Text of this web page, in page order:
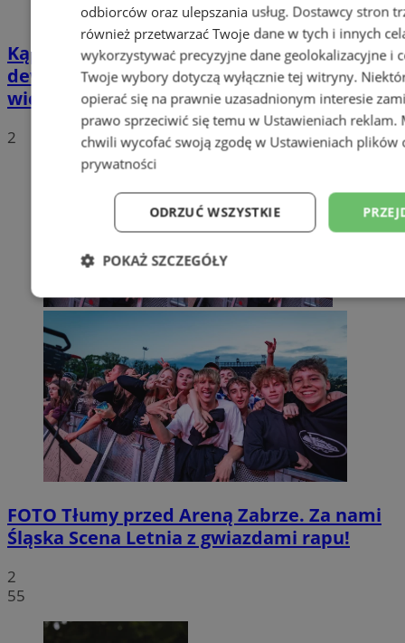
Kąpielisko Leśne trafi w ręce
deweloperów? To sugeruje były
wiceprezydent. Co na obecne władze?
2
FOTO Tłumy przed Areną Zabrze. Za nami
Śląska Scena Letnia z gwiazdami rapu!
2
55
odbiorców oraz ulepszania usług. Dostawcy stron
również przetwarzać Twoje dane w tych i innych
wykorzystywać precyzyjne dane geolokalizacyjne i
Twoje wybory dotyczą wyłącznie tej witryny.
opierać się na prawnie uzasadnionym interesie
prawo sprzeciwić się temu w Ustawieniach reklam.
chwili wycofać swoją zgodę w Ustawieniach plików
prywatności
ODRZUĆ WSZYSTKIE
POKAŻ SZCZEGÓŁY
Niezbędne Wydajność
Niesklasyfikowane
Niezbędne pliki cookie umożliwiają korzystanie z podstawowych
takich jak logowanie użytkownika i zarządzanie kontem. Bez